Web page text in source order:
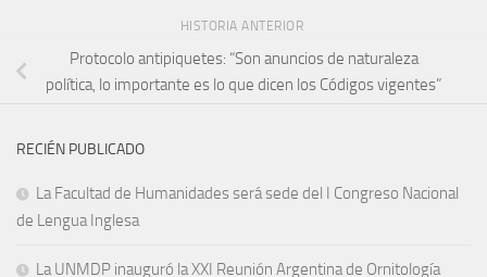
HISTORIA ANTERIOR
Protocolo antipiquetes: “Son anuncios de naturaleza
política, lo importante es lo que dicen los Códigos vigentes”
RECIÉN PUBLICADO
La Facultad de Humanidades será sede del I Congreso Nacional
de Lengua Inglesa
La UNMDP inauguró la XXI Reunión Argentina de Ornitología